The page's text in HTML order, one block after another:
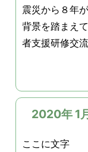
震災から８年
背景を踏まえ
者支援研修交
2020年 1
ここに文字